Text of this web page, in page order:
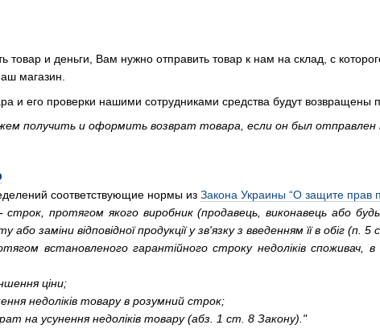
товар и деньги, Вам нужно отправить товар к нам на склад, с
магазин.
и его проверки нашими сотрудниками средства будут возвращены
получить и оформить возврат товара, если он был отправлен
соответствующие нормы из Закона Украины “О защите прав
строк, протягом якого виробник (продавець, виконавець або
заміни відповідної продукції у зв'язку з введенням її в обіг (п.
встановленого гарантійного строку недоліків
ціни;
недоліків товару в розумний строк;
на усунення недоліків товару (абз. 1 ст. 8 Закону)."